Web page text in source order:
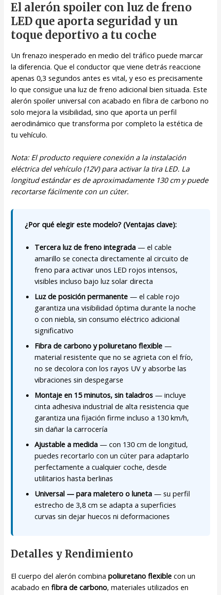
El alerón spoiler con luz de freno
LED que aporta seguridad y un
toque deportivo a tu coche
Un frenazo inesperado en medio del tráfico puede marcar
la diferencia. Que el conductor que viene detrás reaccione
apenas 0,3 segundos antes es vital, y eso es precisamente
lo que consigue una luz de freno adicional bien situada. Este
alerón spoiler universal con acabado en fibra de carbono no
solo mejora la visibilidad, sino que aporta un perfil
aerodinámico que transforma por completo la estética de
tu vehículo.
Nota: El producto requiere conexión a la instalación
eléctrica del vehículo (12V) para activar la tira LED. La
longitud estándar es de aproximadamente 130 cm y puede
recortarse fácilmente con un cúter.
¿Por qué elegir este modelo? (Ventajas clave):
Tercera luz de freno integrada — el cable
amarillo se conecta directamente al circuito de
freno para activar unos LED rojos intensos,
visibles incluso bajo luz solar directa
Luz de posición permanente — el cable rojo
garantiza una visibilidad óptima durante la noche
o con niebla, sin consumo eléctrico adicional
significativo
Fibra de carbono y poliuretano flexible —
material resistente que no se agrieta con el frío,
no se decolora con los rayos UV y absorbe las
vibraciones sin despegarse
Montaje en 15 minutos, sin taladros — incluye
cinta adhesiva industrial de alta resistencia que
garantiza una fijación firme incluso a 130 km/h,
sin dañar la carrocería
Ajustable a medida — con 130 cm de longitud,
puedes recortarlo con un cúter para adaptarlo
perfectamente a cualquier coche, desde
utilitarios hasta berlinas
Universal — para maletero o luneta — su perfil
estrecho de 3,8 cm se adapta a superficies
curvas sin dejar huecos ni deformaciones
Detalles y Rendimiento
El cuerpo del alerón combinapoliuretano flexible con un
acabado enfibra de carbono, materiales utilizados en